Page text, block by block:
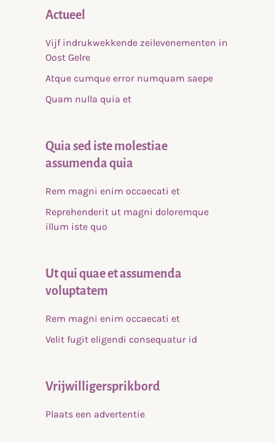
Actueel
Vijf indrukwekkende zeilevenementen in
Oost Gelre
Atque cumque error numquam saepe
Quam nulla quia et
Quia sed iste molestiae
assumenda quia
Rem magni enim occaecati et
Reprehenderit ut magni doloremque
illum iste quo
Ut qui quae et assumenda
voluptatem
Rem magni enim occaecati et
Velit fugit eligendi consequatur id
Vrijwilligersprikbord
Plaats een advertentie